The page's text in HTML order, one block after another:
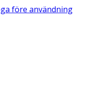
före användning